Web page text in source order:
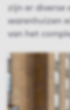
zijn er diverse
warenhuizen
van het